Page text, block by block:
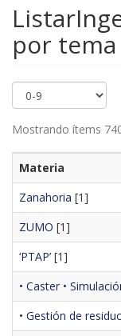
por tema
Mostrando ítems
Materia
Zanahoria [1]
ZUMO [1]
‘PTAP’ [1]
• Caster •
• Gestión de